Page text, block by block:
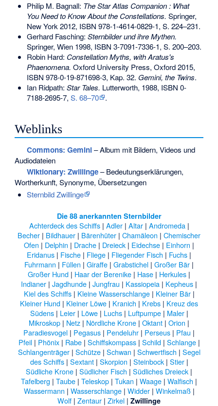
Philip M. Bagnall: The Star Atlas Companion : What
You Need to Know About the Constellations. Springer,
New York 2012, ISBN 978-1-4614-0829-1, S. 224–231.
Gerhard Fasching: Sternbilder und ihre Mythen.
Springer, Wien 1998, ISBN 3-7091-7336-1, S. 200–203.
Robin Hard: Constellation Myths, with Aratus's
Phaenomena. Oxford University Press, Oxford 2015,
ISBN 978-0-19-871698-3, Kap. 32. Gemini, the Twins.
Ian Ridpath: Star Tales. Lutterworth, 1988, ISBN 0-
7188-2695-7, S. 68–70 .
Weblinks
Commons: Gemini– Album mit Bildern, Videos und
Audiodateien
Wiktionary: Zwillinge– Bedeutungserklärungen,
Wortherkunft, Synonyme, Übersetzungen
Sternbild Zwillinge
Die 88 anerkannten Sternbilder
Achterdeck des Schiffs| Adler| Altar| Andromeda|
Becher | Bildhauer | Bärenhüter | Chamäleon | Chemischer
Ofen | Delphin | Drache | Dreieck | Eidechse | Einhorn |
Eridanus | Fische | Fliege | Fliegender Fisch | Fuchs |
Fuhrmann | Füllen | Giraffe | Grabstichel | Großer Bär |
Großer Hund | Haar der Berenike | Hase | Herkules |
Indianer | Jagdhunde | Jungfrau | Kassiopeia | Kepheus |
Kiel des Schiffs| Kleine Wasserschlange| Kleiner Bär|
Kleiner Hund | Kleiner Löwe | Kranich | Krebs | Kreuz des
Südens| Leier| Löwe| Luchs| Luftpumpe| Maler|
Mikroskop | Netz | Nördliche Krone | Oktant | Orion |
Paradiesvogel | Pegasus | Pendeluhr | Perseus | Pfau |
Pfeil| Phönix| Rabe| Schiffskompass| Schild| Schlange|
Schlangenträger| Schütze| Schwan | Schwertfisch | Segel
des Schiffs| Sextant| Skorpion | Steinbock| Stier|
Südliche Krone | Südlicher Fisch | Südliches Dreieck |
Tafelberg | Taube | Teleskop | Tukan | Waage | Walfisch |
Wassermann | Wasserschlange| Widder| Winkelmaß|
Wolf | Zentaur | Zirkel | Zwillinge